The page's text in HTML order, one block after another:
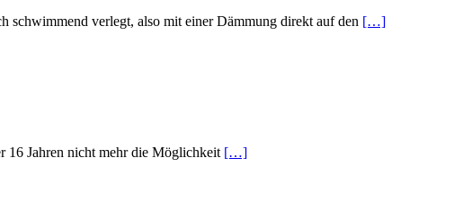
schwimmend verlegt, also mit einer Dämmung direkt auf den […]
16 Jahren nicht mehr die Möglichkeit […]